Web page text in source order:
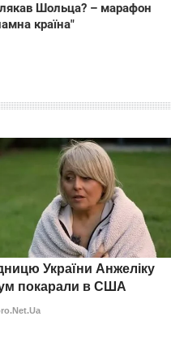
Шольца? – марафон
країна"